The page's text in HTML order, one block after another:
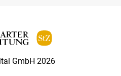
GmbH 2026